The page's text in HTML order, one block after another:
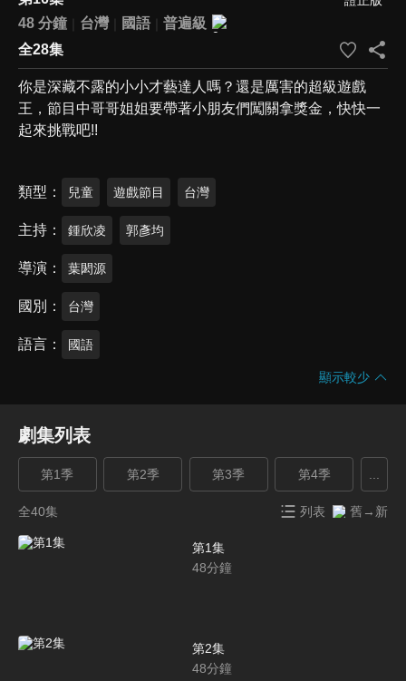
48 分鐘
台灣 國語
普遍級
全28集
你是深藏不露的小小才藝達人嗎？還是厲害的超級遊戲
王，節目中哥哥姐姐要帶著小朋友們闖關拿獎金，快快一
起來挑戰吧!!
類型 兒童 遊戲節目 台灣
主持 鍾欣凌 郭彥均
導演 葉閎源
國別 台灣
語言 國語
顯示較少
劇集列表
第1季 第2季 第3季 第4季
全40集 列表 舊→新
第1集
48分鐘
第2集
48分鐘